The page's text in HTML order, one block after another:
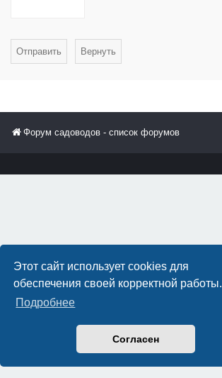
Этот сайт использует cookies для
обеспечения своей корректной работы.
Подробнее
Согласен
Форум садоводов - список форумов